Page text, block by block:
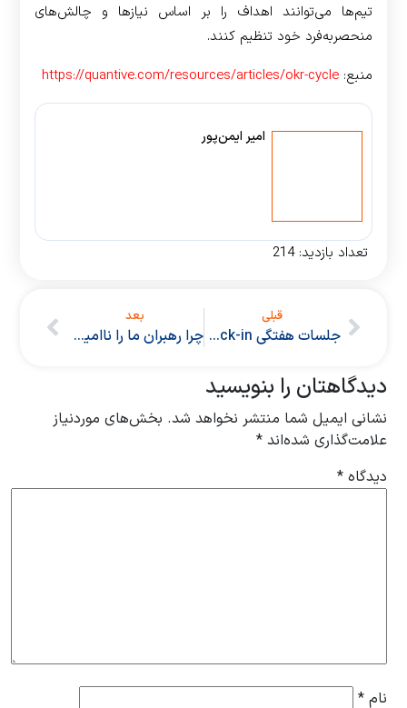
تیم‌ها می‌توانند اهداف را بر اساس نیازها و چالش‌های
منحصربه‌فرد خود تنظیم کنند.
منبع:https://quantive.com/resources/articles/okr-cycle
امیر ایمن‌پور
تعداد بازدید: 214
قبلی
جلسات هفتگی Check-in در OKR
بعد
چرا رهبران ما را ناامید می کنند؟
دیدگاهتان را بنویسید
نشانی ایمیل شما منتشر نخواهد شد. بخش‌های موردنیاز
علامت‌گذاری شده‌اند*
دیدگاه*
نام*